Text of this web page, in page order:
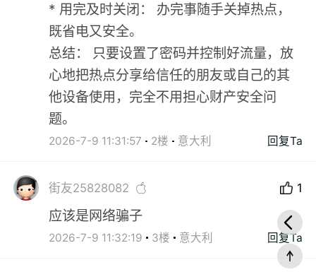
* 用完及时关闭： 办完事随手关掉热点，
既省电又安全。
总结： 只要设置了密码并控制好流量，放
心地把热点分享给信任的朋友或自己的其
他设备使用，完全不用担心财产安全问
题。
2026-7-9 11:31:57 2楼 意大利 回复Ta
街友25828082 1
应该是网络骗子
2026-7-9 11:32:19 3楼 意大利 回复Ta